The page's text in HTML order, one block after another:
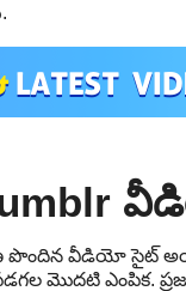
వీడియో సైట్
ఎంపిక.